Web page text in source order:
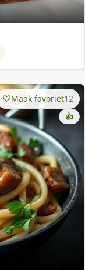
Maak favoriet12
👍